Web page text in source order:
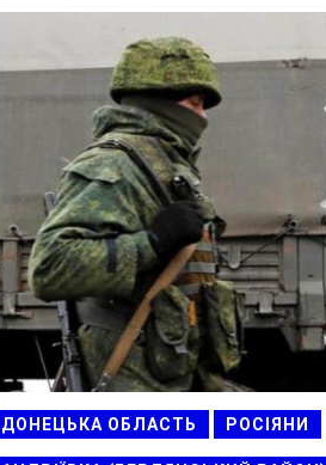
ДОНЕЦЬКА ОБЛАСТЬ РОСІЯНИ